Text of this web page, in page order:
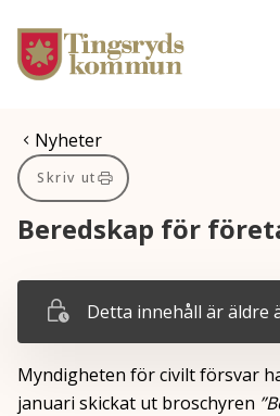
Gå till innehåll
Gå till huvudmeny
Du är här:
Nyheter
Skriv ut
Beredskap för
Detta innehåll är äldre
Myndigheten för civilt försvar
januari skickat ut broschyren